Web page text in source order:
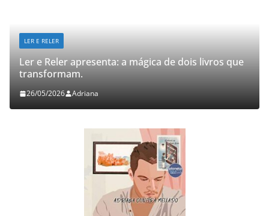
LER E RELER
Ler e Reler apresenta: a mágica de dois livros que
transformam.
26/05/2026 Adriana